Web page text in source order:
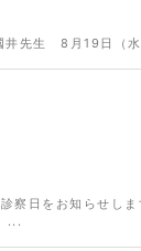
先生 8月19日（水
察日をお知らせし
...